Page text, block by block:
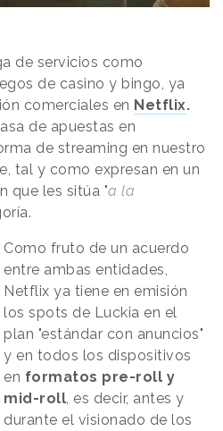
de servicios como
de casino y bingo, ya
comerciales en Netflix.
de apuestas en
de streaming en nuestro
tal y como expresan en un
que les sitúa "a la
Como fruto de un acuerdo
entre ambas entidades,
Netflix ya tiene en emisión
los spots de Luckia en el
plan "estándar con anuncios"
y en todos los dispositivos
en formatos pre-roll y
mid-roll , es decir, antes y
durante el visionado de los